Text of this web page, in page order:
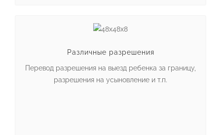
Различные разрешения
Перевод разрешения на выезд ребенка за границу,
разрешения на усыновление и т.п.